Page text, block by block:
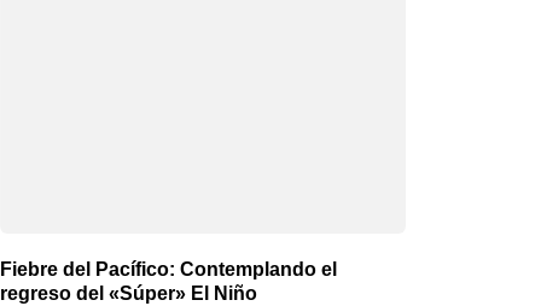
Fiebre del Pacífico: Contemplando el
regreso del «Súper» El Niño